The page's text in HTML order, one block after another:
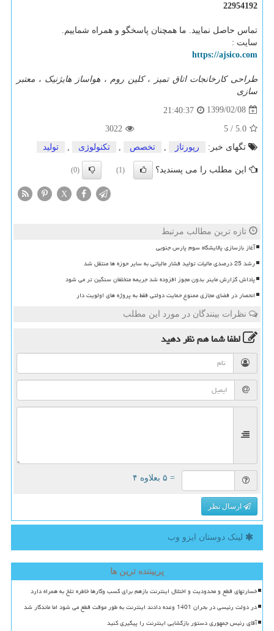
22954192
تماس حاصل نمایید. ما همچنان پاسخگو و همراه شماییم.
سایت :
https://ajsico.com
طراحی کارخانجات اتاق تمیز ،کلین روم ،هواساز هایژنیک ، معتبر
سازی
1399/02/08
21:40:37
5.0
/
5
3022
تگهای خبر:
رپورتاژ تخصص تكنولوژی تولید
این مطلب را می پسندید؟ (1)
(0)
X
تازه ترین مطالب مرتبط
آغاز بازسازی پالایشگاه سوم پارس جنوبی
رشد 25 درصدی مالیات تولید فشار مالیاتی به سایر حوزه ها منتقل شد
پاداش گزارش ماینر بدون مجوز افزوده شد جریمه متخلفان سنگین تر می شود
انحصار در فضای مجازی ممنوع حمایت دولتی فقط به پروژه های اولویت دار
نظرات بینندگان در مورد این مطلب
لطفا شما همنظر دهید
= ۵ بعلاوه ۴
ارسال نظر
لینک دوستان ایزو وب
پربیننده ترین ها
خسارتهای قطع و محدودیت و اختلال اینترنت بازهم برای کسب وکارها خاطره تلخ به همراه دارد
در دولت رئیسی در بحران 1401 وعده دادند اینترنت به طور موقت قطع می شود اما ماندگار شد
آقای رئیس جمهوری دستور بازگشایی اینترنت را پیگیری کنید